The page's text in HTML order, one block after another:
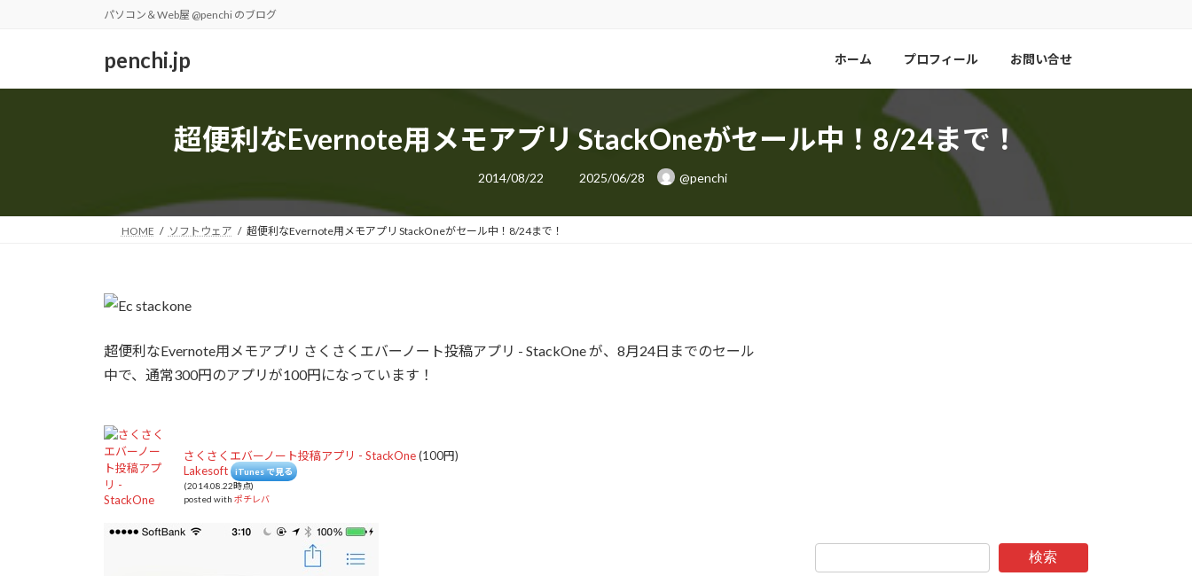
パソコン＆Web屋 @penchi のブログ
penchi.jp ホーム プロフィール お問い合せ
超便利なEvernote用メモアプリ StackOneがセール中！8/24まで！
2014/08/22
最
終
日
2025/06/28 @penchi
HOME ソフトウェア 超便利なEvernote用メモアプリ StackOneがセール中！8/24まで！
超便利なEvernote用メモアプリ さくさくエバーノート投稿アプリ - StackOne が、8月24日までのセール
中で、通常300円のアプリが100円になっています！
さくさくエバーノート投稿アプリ - StackOne(100円)
Lakesoft
iTunes で見る
(2014.08.22時点)
posted with ポチレバ
検索